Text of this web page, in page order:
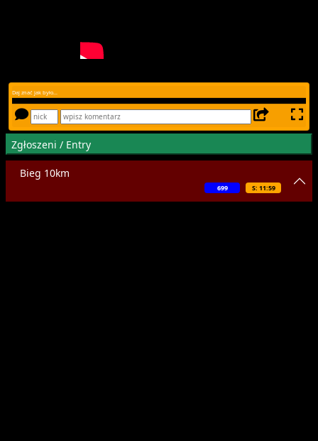
Daj znać jak było...
Zgłoszeni / Entry
Bieg 10km
S: 11:59
699